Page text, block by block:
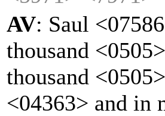
AV: Saul
thousand
thousand
<04363> and in